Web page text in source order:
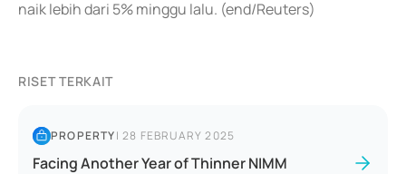
naik lebih dari 5% minggu lalu. (end/Reuters)
RISET TERKAIT
PROPERTY|28 FEBRUARY 2025
Facing Another Year of Thinner NIMM